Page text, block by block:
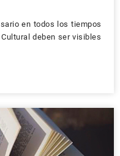
en todos los tiempos
deben ser visibles